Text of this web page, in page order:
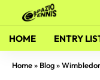
HOME ENTRY
Home» Blog»Wimbledon 2026,